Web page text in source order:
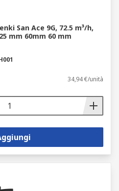
San Ace 9G, 72.5 m³/h,
mm 60mm 60 mm
34,94 €/unità